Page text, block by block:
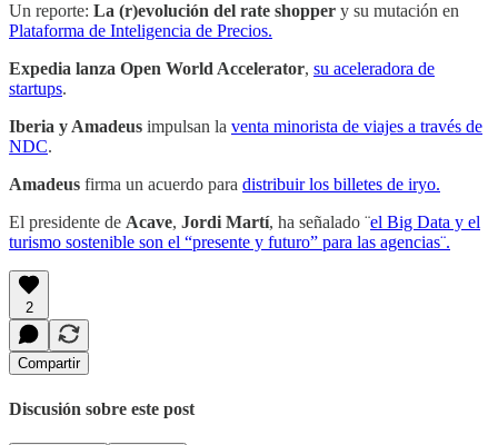
Un reporte: La (r)evolución del rate shopper y su mutación en
Plataforma de Inteligencia de Precios.
Expedia lanza Open World Accelerator, su aceleradora de
startups.
Iberia y Amadeus impulsan la venta minorista de viajes a través de
NDC.
Amadeus firma un acuerdo para distribuir los billetes de iryo.
El presidente de Acave, Jordi Martí, ha señalado ¨el Big Data y el
turismo sostenible son el “presente y futuro” para las agencias¨.
2
Compartir
Discusión sobre este post